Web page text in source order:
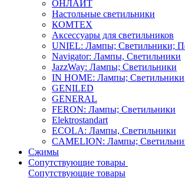
ОНЛАЙТ
Настольные светильники
КОМТЕХ
Аксессуары для светильников
UNIEL: Лампы; Светильники;
Navigator: Лампы, Светильники
JazzWay: Лампы; Светильники
IN HOME: Лампы; Светильники
GENILED
GENERAL
FERON: Лампы; Светильники
Elektrostandart
ECOLA: Лампы, Светильники
CAMELION: Лампы;
Сжимы
Сопутствующие товары
Сопутствующие товары